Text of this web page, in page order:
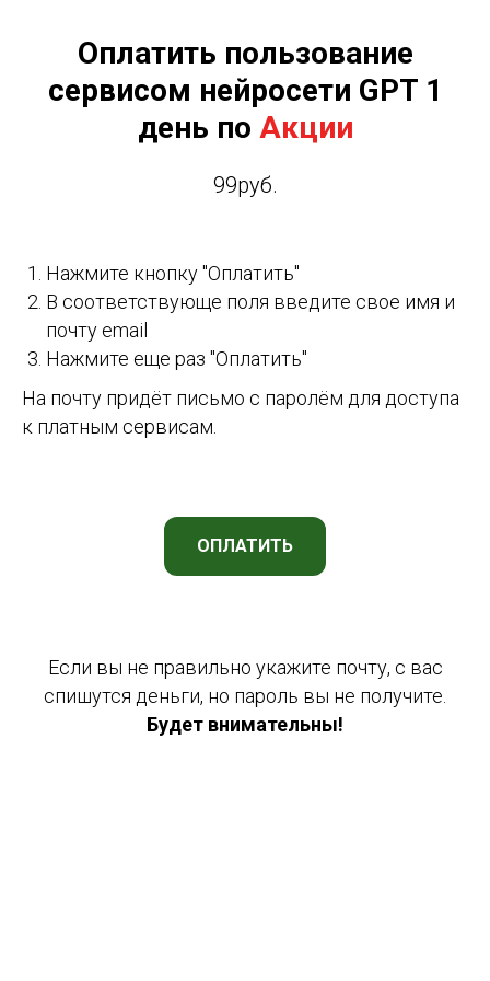
Оплатить пользование
сервисом нейросети GPT 1
день по Акции
99руб.
Нажмите кнопку "Оплатить"
В соответствующе поля введите свое имя и
почту email
Нажмите еще раз "Оплатить"
На почту придёт письмо с паролём для доступа
к платным сервисам.
ОПЛАТИТЬ
Если вы не правильно укажите почту, с вас
спишутся деньги, но пароль вы не получите.
Будет внимательны!